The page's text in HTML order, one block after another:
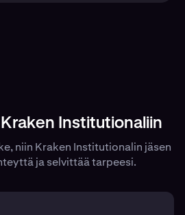
Institutionaliin
niin Kraken Institutionalin jäsen
ja selvittää tarpeesi.